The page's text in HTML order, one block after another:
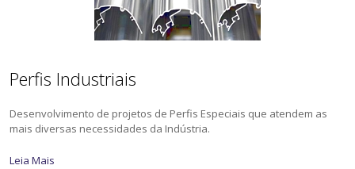
Perfis Industriais
Desenvolvimento de projetos de Perfis Especiais que atendem as
mais diversas necessidades da Indústria.
Leia Mais